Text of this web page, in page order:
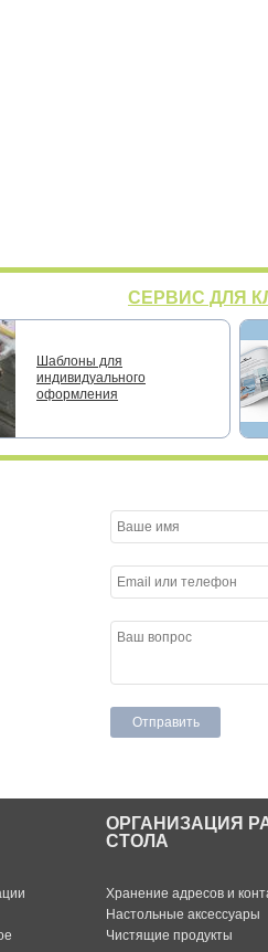
СЕРВИС ДЛЯ
Шаблоны для
индивидуального
оформления
ОРГАНИЗАЦИЯ
СТОЛА
Хранение адресов и
Настольные аксессуары
Чистящие продукты